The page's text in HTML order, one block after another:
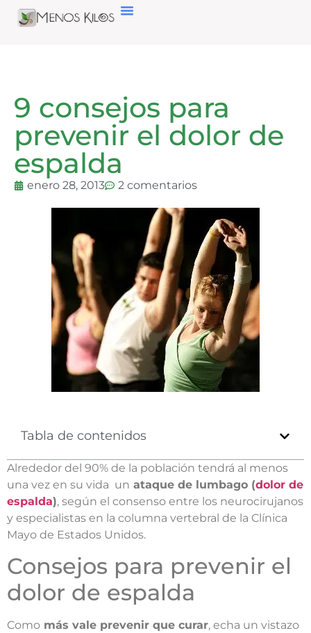
9 consejos para
prevenir el dolor de
espalda
enero 28, 2013 2 comentarios
Tabla de contenidos
Alrededor del 90% de la población tendrá al menos
una vez en su vida un ataque de lumbago (dolor de
espalda), según el consenso entre los neurocirujanos
y especialistas en la columna vertebral de la Clínica
Mayo de Estados Unidos.
Consejos para prevenir el
dolor de espalda
Como más vale prevenir que curar, echa un vistazo